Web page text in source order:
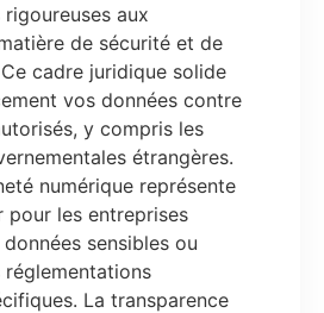
aux
de sécurité et de
cadre juridique solide
vos données contre
y compris les
étrangères.
numérique représente
pour les entreprises
sensibles ou
réglementations
La transparence